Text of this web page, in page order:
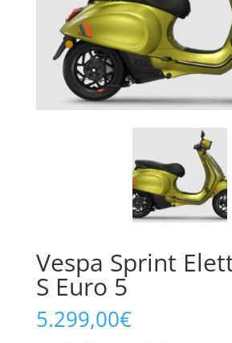
Vespa Sprint
S Euro 5
5.299,00€